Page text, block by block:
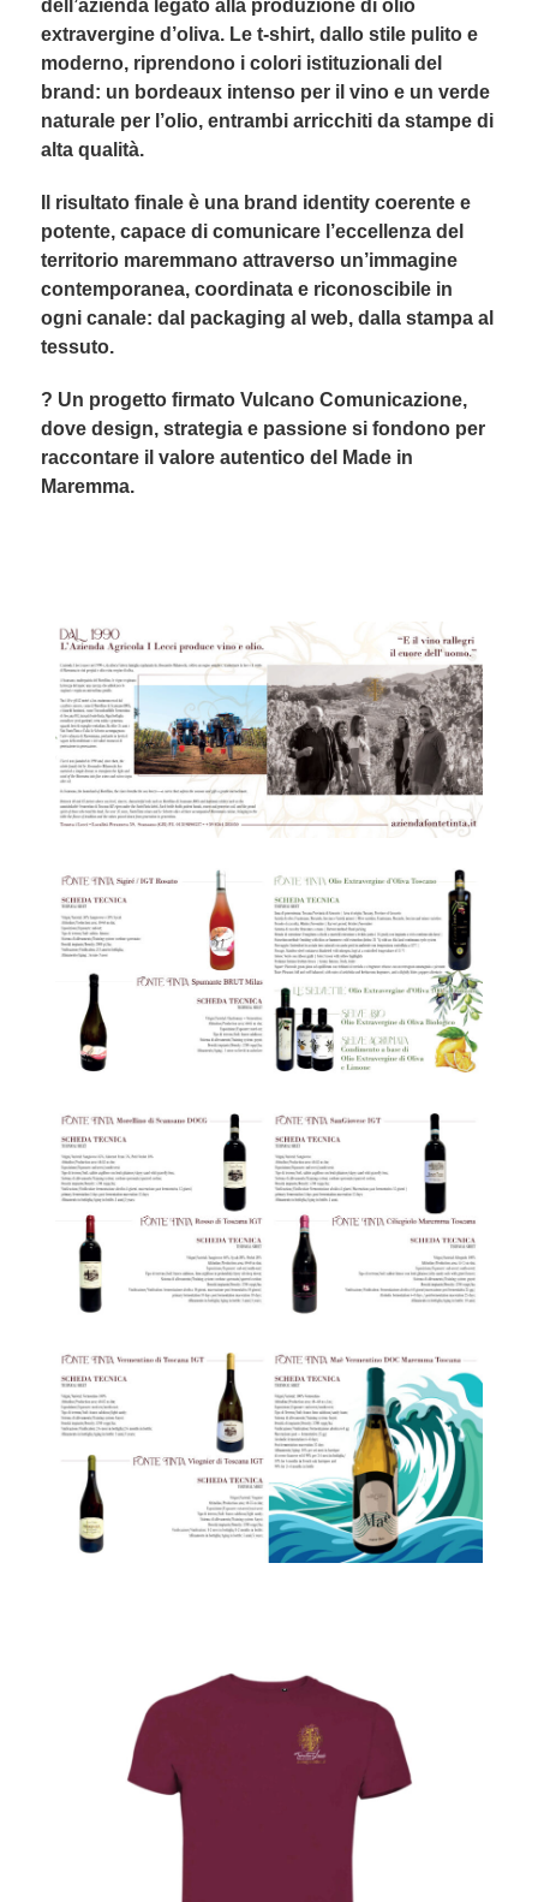
dell’azienda legato alla produzione di olio
extravergine d’oliva. Le t-shirt, dallo stile pulito e
moderno, riprendono i colori istituzionali del
brand: un bordeaux intenso per il vino e un verde
naturale per l’olio, entrambi arricchiti da stampe di
alta qualità.
Il risultato finale è una brand identity coerente e
potente, capace di comunicare l’eccellenza del
territorio maremmano attraverso un’immagine
contemporanea, coordinata e riconoscibile in
ogni canale: dal packaging al web, dalla stampa al
tessuto.
? Un progetto firmato Vulcano Comunicazione,
dove design, strategia e passione si fondono per
raccontare il valore autentico del Made in
Maremma.